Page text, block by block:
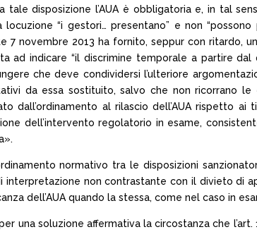
tale disposizione l’AUA è obbligatoria e, in tal
“i gestori… presentano” e non
7 novembre 2013 ha fornito, seppur con ritardo,
ad indicare “il discrimine temporale a partire
che deve condividersi l’ulteriore
da essa sostituito, salvo che non ricorrano le
dall’ordinamento al rilascio dell’AUA rispetto
dell’intervento regolatorio in esame,
normativo tra le disposizioni
interpretazione non contrastante con il divieto di
dell’AUA quando la stessa, come nel caso in
una soluzione affermativa la circostanza che